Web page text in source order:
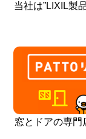
当社は”LIXIL製
窓とドアの専門